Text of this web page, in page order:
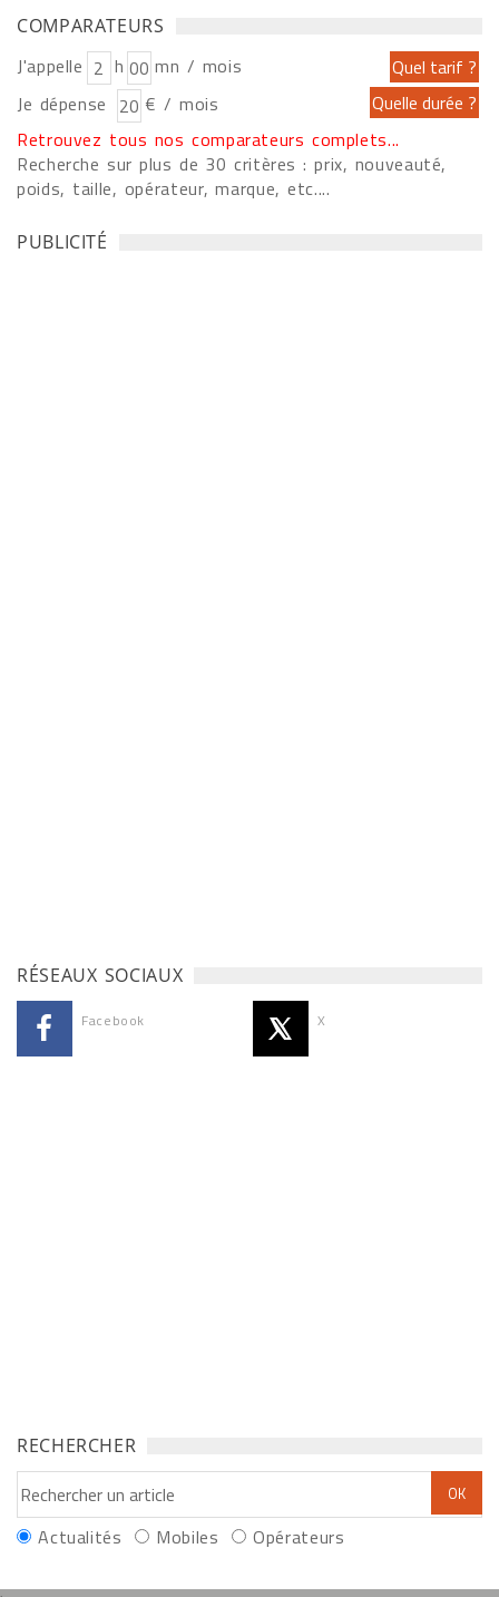
COMPARATEURS
J'appelle h
mn / mois
Je dépense
€ / mois
Retrouvez tous nos comparateurs complets...
Recherche sur plus de 30 critères : prix, nouveauté,
poids, taille, opérateur, marque, etc....
PUBLICITÉ
RÉSEAUX SOCIAUX
Facebook X
RECHERCHER
Actualités Mobiles Opérateurs